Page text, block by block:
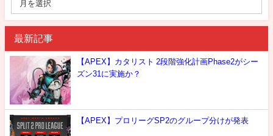
最新記事
【APEX】カタリスト 2段階強化計画Phase2がシー
ズン31に実施か？
【APEX】プロリーグSP2のグループ分けが発表